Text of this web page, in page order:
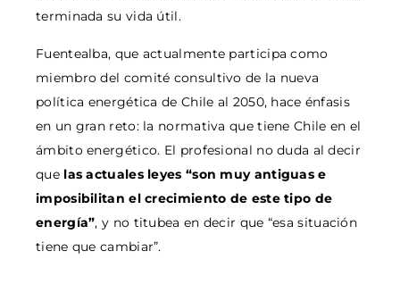
terminada su vida útil.
Fuentealba, que actualmente participa como
miembro del comité consultivo de la nueva
política energética de Chile al 2050, hace énfasis
en un gran reto: la normativa que tiene Chile en el
ámbito energético. El profesional no duda al decir
que las actuales leyes “son muy antiguas e
imposibilitan el crecimiento de este tipo de
energía”, y no titubea en decir que “esa situación
tiene que cambiar”.